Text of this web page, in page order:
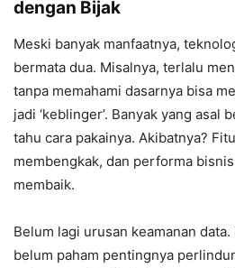
dengan Bijak
Meski banyak manfaatnya,
bermata dua. Misalnya, terlalu
tanpa memahami dasarnya bisa
jadi ‘keblinger’. Banyak yang asal
tahu cara pakainya. Akibatnya?
membengkak, dan performa
membaik.
Belum lagi urusan keamanan
belum paham pentingnya